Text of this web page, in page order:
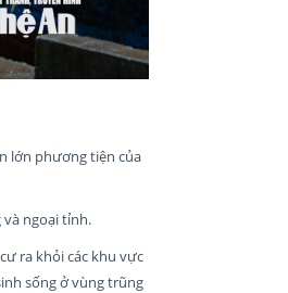
lớn phương tiện của
ngoại tỉnh.
ra khỏi các khu vực
sống ở vùng trũng